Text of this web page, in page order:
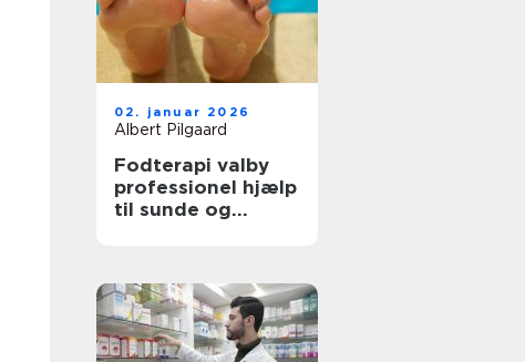
02. januar 2026
Albert Pilgaard
Fodterapi valby
professionel hjælp
til sunde og